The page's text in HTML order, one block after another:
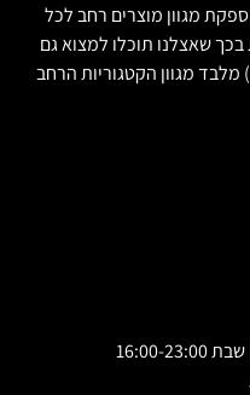
מגוון מוצרים רחב לכל
בכך שאצלנו תוכלו למצוא גם
) מלבד מגוון הקטגוריות הרחב